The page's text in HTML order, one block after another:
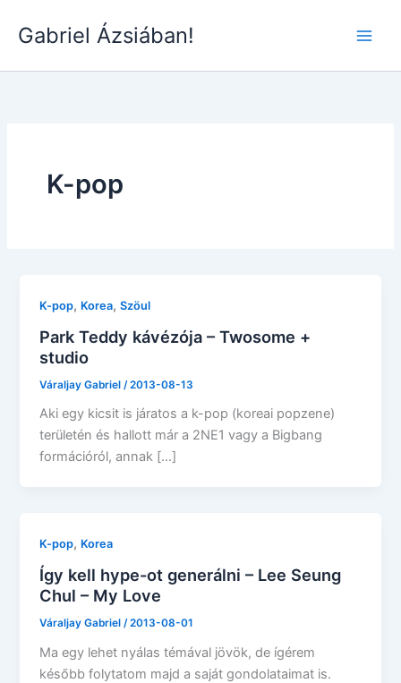
Gabriel Ázsiában!
K-pop
K-pop, Korea,Szöul
Park Teddy kávézója – Twosome +
studio
Váraljay Gabriel /2013-08-13
Aki egy kicsit is járatos a k-pop (koreai popzene)
területén és hallott már a 2NE1 vagy a Bigbang
formációról, annak […]
K-pop, Korea
Így kell hype-ot generálni – Lee Seung
Chul – My Love
Váraljay Gabriel/2013-08-01
Ma egy lehet nyálas témával jövök, de ígérem
később folytatom majd a saját gondolataimat is.